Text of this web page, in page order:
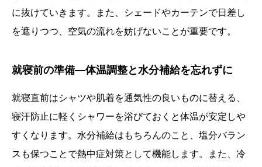
に抜けていきます。また、シェードやカーテンで日差し
を遮りつつ、空気の流れを妨げないことが重要です。
就寝前の準備—体温調整と水分補給を忘れずに
就寝直前はシャツや肌着を通気性の良いものに替える、
寝汗防止に軽くシャワーを浴びておくと体温が安定しや
すくなります。水分補給はもちろんのこと、塩分バラン
スも保つことで熱中症対策として機能します。また、冷